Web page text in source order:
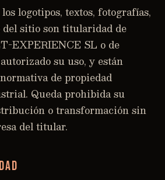
logotipos, textos, fotografías,
del sitio son titularidad de
EXPERIENCE SL o de
su uso, y están
de propiedad
Queda prohibida su
o transformación sin
del titular.